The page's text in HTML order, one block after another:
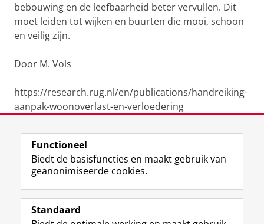
bebouwing en de leefbaarheid beter vervullen. Dit
moet leiden tot wijken en buurten die mooi, schoon
en veilig zijn.
Door M. Vols
https://research.rug.nl/en/publications/handreiking-
aanpak-woonoverlast-en-verloedering
Laatst gewijzigd: 14 november 2022 13:41
Volg de RUG
F
a
L
i
R
S
I
n
Y
o
Functioneel
Biedt de basisfuncties en maakt gebruik van
geanonimiseerde cookies.
Standaard